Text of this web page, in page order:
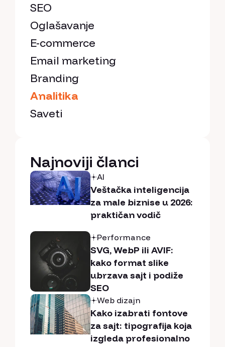
SEO
Oglašavanje
E-commerce
Email marketing
Branding
Analitika
Saveti
Najnoviji članci
AI
Veštačka inteligencija
za male biznise u 2026:
praktičan vodič
Performance
SVG, WebP ili AVIF:
kako format slike
ubrzava sajt i podiže
SEO
Web dizajn
Kako izabrati fontove
za sajt: tipografija koja
izgleda profesionalno